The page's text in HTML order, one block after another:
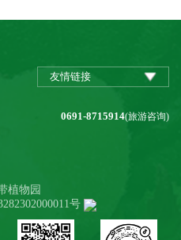
友情链接
0691-8715914(旅游咨询)
植物园
号